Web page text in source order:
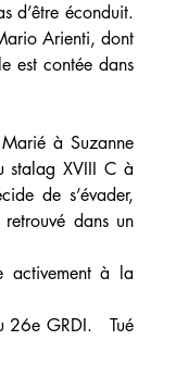
d’être éconduit.
Arienti, dont
est contée dans
à Suzanne
stalag XVIII C à
de s’évader,
dans un
activement à la
GRDI.   Tué